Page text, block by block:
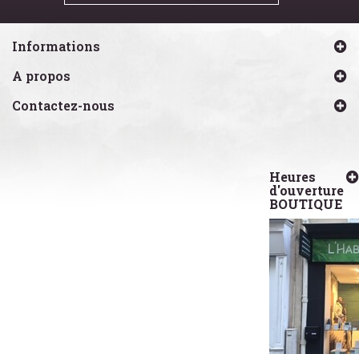
Informations
A propos
Contactez-nous
Heures
d'ouverture
BOUTIQUE